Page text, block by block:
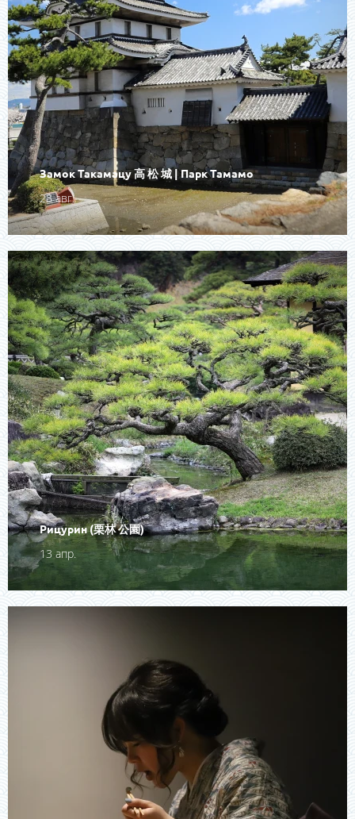
Замок Такамацу 高 松 城 | Парк Тамамо
28 авг.
Рицурин (栗林 公園)
13 апр.